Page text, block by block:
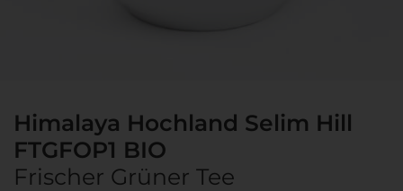
Himalaya Hochland Selim Hill
FTGFOP1 BIO
Frischer Grüner Tee